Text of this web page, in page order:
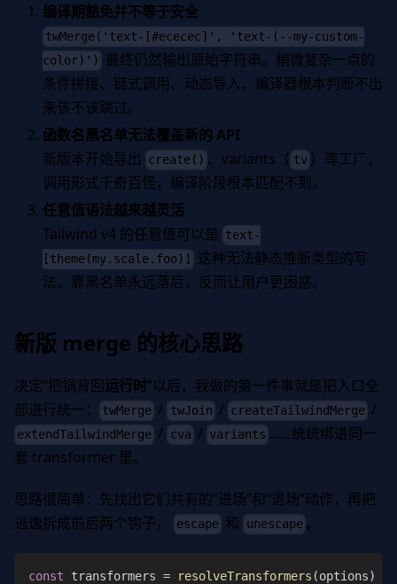
编译期豁免并不等于安全
twMerge('text-[#ececec]', 'text-(--my-custom-
color)')
最终仍然输出原始字符串。稍微复杂一点的
条件拼接、链式调用、动态导入，编译器根本判断不出
来该不该跳过。
函数名黑名单无法覆盖新的 API
新版本开始导出
create() 、variants（ tv ）等工厂，
调用形式千奇百怪，编译阶段根本匹配不到。
任意值语法越来越灵活
Tailwind v4 的任意值可以是 text-
[theme(my.scale.foo)]
这种无法静态推断类型的写
法。靠黑名单永远落后，反而让用户更困惑。
新版 merge 的核心思路
决定“把锅背回运行时”以后，我做的第一件事就是把入口全
部进行统一：
twMerge / twJoin / createTailwindMerge /
extendTailwindMerge / cva / variants ……统统绑进同一
套 transformer 里。
思路很简单：先找出它们共有的“进场”和“退场”动作，再把
逃逸拆成前后两个钩子，
escape 和 unescape 。
const transformers = resolveTransformers (options)